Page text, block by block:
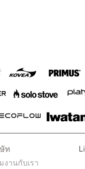
ท
งานกับเรา